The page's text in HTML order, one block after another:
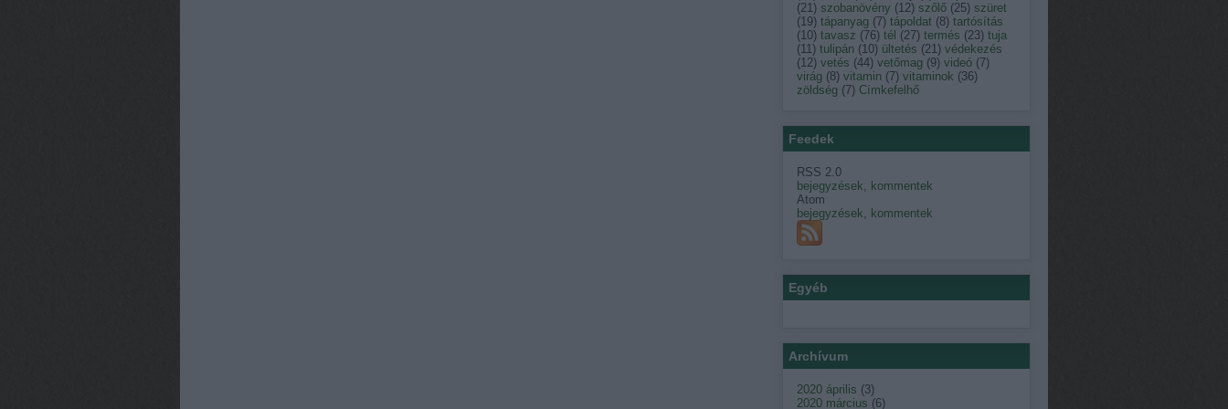
(21) szobanövény (12) szőlő (25) szüret
(19) tápanyag (7) tápoldat (8) tartósítás
(10) tavasz (76) tél (27) termés (23) tuja
(11) tulipán (10) ültetés (21) védekezés
(12) vetés (44) vetőmag (9) videó (7)
virág (8) vitamin (7) vitaminok (36)
zöldség (7) Címkefelhő
Feedek
RSS 2.0
bejegyzések, kommentek
Atom
bejegyzések, kommentek
Egyéb
Archívum
2020 április (3)
2020 március (6)